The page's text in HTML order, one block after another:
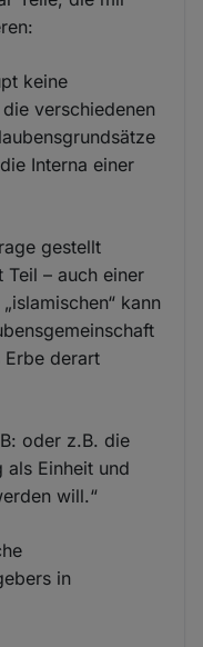
keine
verschiedenen
Interna einer
gestellt
– auch einer
kann
derart
oder z.B. die
Einheit und
will.“
in